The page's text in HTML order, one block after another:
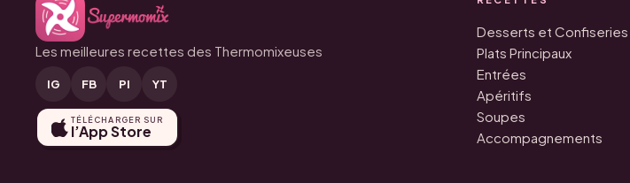
Les meilleures recettes des Thermomixeuses
IG FB PI YT
TÉLÉCHARGER SUR
l’App Store
Desserts et Confiseries
Plats Principaux
Entrées
Apéritifs
Soupes
Accompagnements